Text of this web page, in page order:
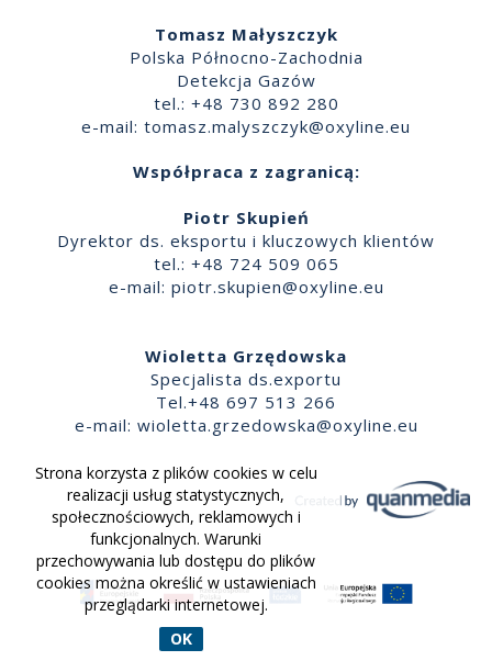
Tomasz Małyszczyk
Polska Północno-Zachodnia
Detekcja Gazów
tel.: +48 730 892 280
e-mail: tomasz.malyszczyk@oxyline.eu
Współpraca z zagranicą:
Piotr Skupień
Dyrektor ds. eksportu i kluczowych klientów
tel.: +48 724 509 065
e-mail: piotr.skupien@oxyline.eu
Wioletta Grzędowska
Specjalista ds.exportu
Tel.+48 697 513 266
e-mail: wioletta.grzedowska@oxyline.eu
Strona korzysta z plików cookies w celu
realizacji usług statystycznych,
społecznościowych, reklamowych i
funkcjonalnych. Warunki
przechowywania lub dostępu do plików
cookies można określić w ustawieniach
przeglądarki internetowej.
OK